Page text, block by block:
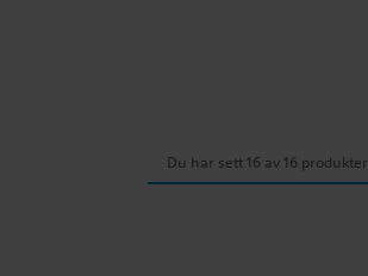
Du har sett 16 av 16 produkter